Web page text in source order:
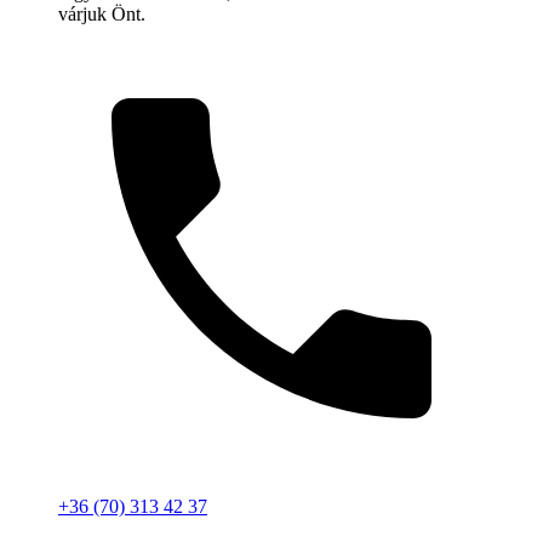
várjuk Önt.
+36 (70) 313 42 37